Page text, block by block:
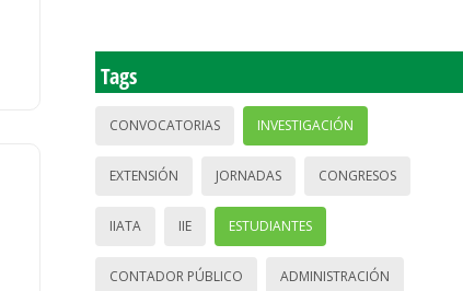
Tags
CONVOCATORIAS INVESTIGACIÓN
EXTENSIÓN JORNADAS CONGRESOS
IIATA IIE ESTUDIANTES
CONTADOR PÚBLICO ADMINISTRACIÓN